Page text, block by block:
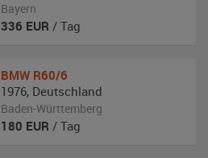
Bayern
336 EUR / Tag
BMW R60/6
1976, Deutschland
Baden-Württemberg
180 EUR / Tag